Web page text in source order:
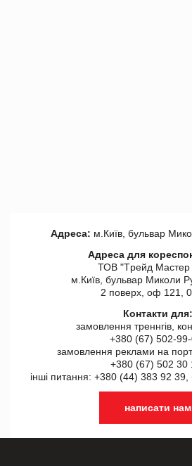
Адреса: м.Київ, бульвар
Адреса для
ТОВ "Tрейд Мастер
м.Київ, бульвар Миколи
2 поверх, оф 121,
Контакти для:
замовлення треннгів,
+380 (67) 502-99-
замовлення реклами на
+380 (67) 502 30
інші питання: +380 (44) 383 92
написати нам